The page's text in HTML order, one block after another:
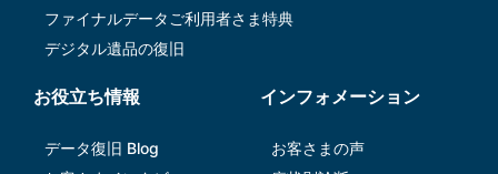
ファイナルデータご利⽤者さま特典
デジタル遺品の復旧
お役立ち情報
データ復旧 Blog
インフォメーション
お客さまの声